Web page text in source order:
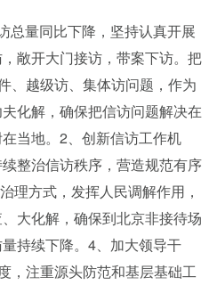
总量同比下降，坚持认真开展
敞开大门接访，带案下访。把
、越级访、集体访问题，作为
化解，确保把信访问题解决在
当地。2、创新信访工作机
整治信访秩序，营造规范有序
理方式，发挥人民调解作用，
大化解，确保到北京非接待场
持续下降。4、加大领导干
，注重源头防范和基层基础工